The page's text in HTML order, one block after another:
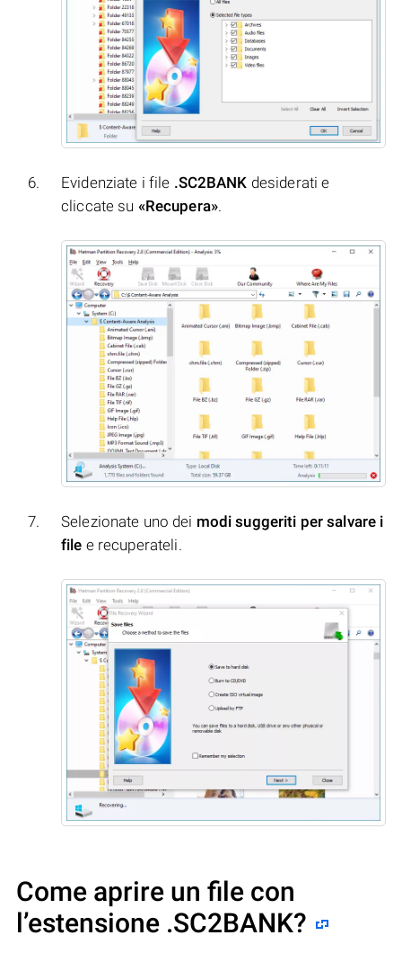
Evidenziate i file .SC2BANK desiderati e
cliccate su «Recupera».
Selezionate uno dei modi suggeriti per salvare i
file e recuperateli.
Come aprire un file con
l’estensione .SC2BANK?